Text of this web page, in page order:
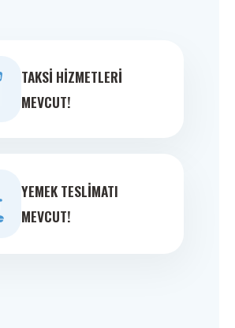
TAKSI HIZMETLERI
MEVCUT!
YEMEK TESLIMATI
MEVCUT!